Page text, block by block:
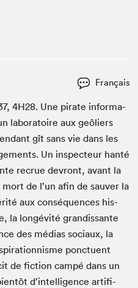
Français
,4H28. Une pirate infor­ma­
lab­o­ra­toire aux geôliers
gît sans vie dans les
Un inspecteur han­té
recrue devront, avant la
de l’un afin de sauver la
aux con­séquences his­
la longévité gran­dis­sante
des médias soci­aux, la
ponctuent
de fic­tion cam­pé dans un
d’intelligence arti­fi­